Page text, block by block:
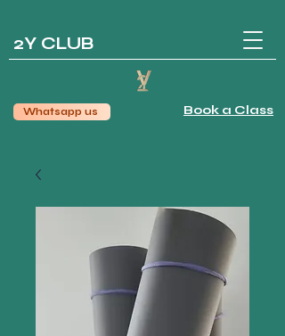
2Y CLUB
Whatsapp us Book a Class